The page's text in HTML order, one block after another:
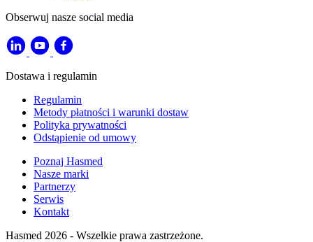
Obserwuj nasze social media
Dostawa i regulamin
Regulamin
Metody płatności i warunki dostaw
Polityka prywatności
Odstąpienie od umowy
Poznaj Hasmed
Nasze marki
Partnerzy
Serwis
Kontakt
Hasmed 2026 - Wszelkie prawa zastrzeżone.